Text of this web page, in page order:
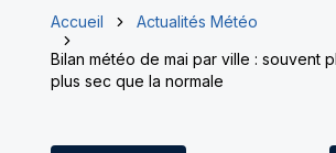
Accueil
Actualités Météo
Bilan météo de mai par ville : souvent
plus sec que la normale